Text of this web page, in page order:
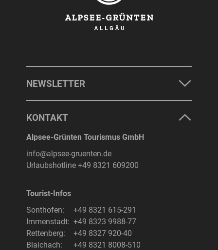
NEWSLETTER
KONTAKT
Alpsee-Grünten Tourismus GmbH
info@alpsee-gruenten.de
Urlaubshotline +49 8321 609200
Tourist-Infos
Sonthofen:
+49 8321 615-291
Immenstadt: +49 8323 9988-77
Rettenberg:
+49 8327 920-40
Blaichach:
+49 8321 8008-510